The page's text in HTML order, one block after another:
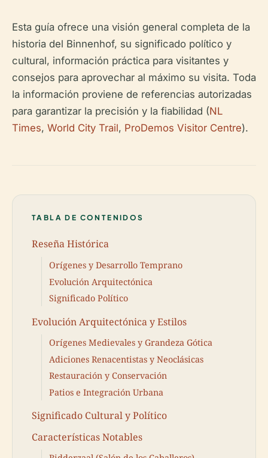
Esta guía ofrece una visión general completa de la
historia del Binnenhof, su significado político y
cultural, información práctica para visitantes y
consejos para aprovechar al máximo su visita. Toda
la información proviene de referencias autorizadas
para garantizar la precisión y la fiabilidad (NL
Times, World City Trail, ProDemos Visitor Centre).
TABLA DE CONTENIDOS
Reseña Histórica
Orígenes y Desarrollo Temprano
Evolución Arquitectónica
Significado Político
Evolución Arquitectónica y Estilos
Orígenes Medievales y Grandeza Gótica
Adiciones Renacentistas y Neoclásicas
Restauración y Conservación
Patios e Integración Urbana
Significado Cultural y Político
Características Notables